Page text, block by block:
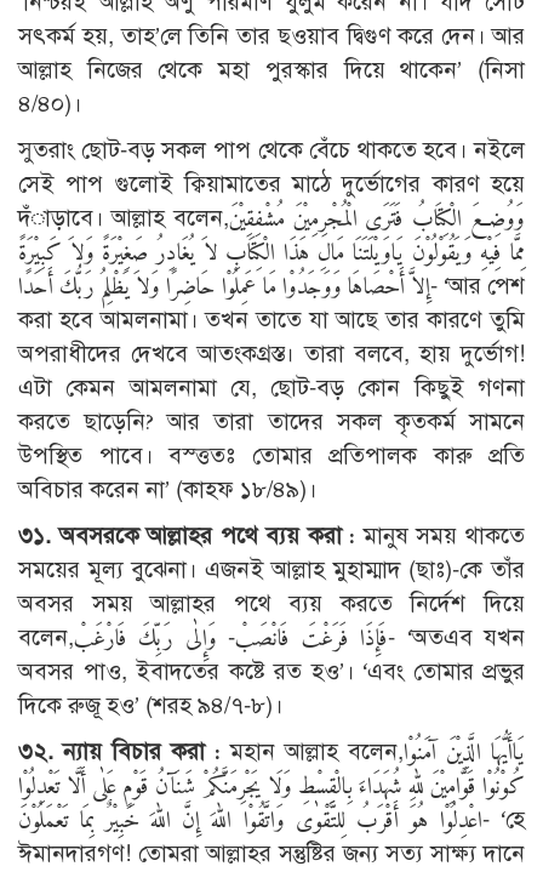
সৎকর্ম হয়, তাহ’লে তিনি তার ছওয়াব দ্বিগুণ করে দেন। আর
আল্লাহ নিজের থেকে মহা পুরস্কার দিয়ে থাকেন’ (নিসা
৪/৪০)।
সুতরাং ছোট-বড় সকল পাপ থেকে বেঁচে থাকতে হবে। নইলে
সেই পাপ গুলোই ক্বিয়ামাতের মাঠে দুর্ভোগের কারণ হয়ে
দঁাড়াবে। আল্লাহ বলেন,وَوُضِعَ الْكِتَابُ فَتَرَى الْمُجْرِمِيْنَ مُشْفِقِيْنَ
مِمَّا فِيْهِ وَيَقُوْلُوْنَ يَاوَيْلَتَنَا مَالِ هَذَا الْكِتَابِ لاَ يُغَادِرُ صَغِيْرَةً وَلاَ كَبِيْرَةً
إِلاَّ أَحْصَاهَا وَوَجَدُوْا مَا عَمِلُوْا حَاضِرًا وَلاَ يَظْلِمُ رَبُّكَ أَحَدًا- ‘আর পেশ
করা হবে আমলনামা। তখন তাতে যা আছে তার কারণে তুমি
অপরাধীদের দেখবে আতংকগ্রস্ত। তারা বলবে, হায় দুর্ভোগ!
এটা কেমন আমলনামা যে, ছোট-বড় কোন কিছুই গণনা
করতে ছাড়েনি? আর তারা তাদের সকল কৃতকর্ম সামনে
উপস্থিত পাবে। বস্ত্ততঃ তোমার প্রতিপালক কারু প্রতি
অবিচার করেন না’ (কাহফ ১৮/৪৯)।
৩১. অবসরকে আল্লাহর পথে ব্যয় করা :মানুষ সময় থাকতে
সময়ের মূল্য বুঝেনা। এজনই আল্লাহ মুহাম্মাদ (ছাঃ)-কে তাঁর
অবসর সময় আল্লাহর পথে ব্যয় করতে নির্দেশ দিয়ে
বলেন,فَإِذَا فَرَغْتَ فَانْصَبْ- وَإِلٰى رَبِّكَ فَارْغَبْ- ‘অতএব যখন
অবসর পাও, ইবাদতের কষ্টে রত হও’। ‘এবং তোমার প্রভুর
দিকে রুজূ হও’ (শরহ ৯৪/৭-৮)।
৩২. ন্যায় বিচার করা : মহান আল্লাহ বলেন,يَاأَيُّهَا الَّذِيْنَ آمَنُوْا
كُوْنُوْا قَوَّامِيْنَ للهِ شُهَدَاءَ بِالْقِسْطِ وَلَا يَجْرِمَنَّكُمْ شَنَآنُ قَوْمٍ عَلٰى أَلَّا تَعْدِلُوْا
اعْدِلُوْا هُوَ أَقْرَبُ لِلتَّقْوٰى وَاتَّقُوْا اللهَ إِنَّ اللهَ خَبِيْرٌ بِمَا تَعْمَلُوْنَ- ‘হে
ঈমানদারগণ! তোমরা আল্লাহর সন্তুষ্টির জন্য সত্য সাক্ষ্য দানে